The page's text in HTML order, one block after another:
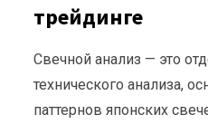
трейдинге
Свечной анализ — это
технического анализа,
паттернов японских